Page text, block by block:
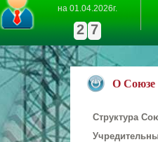
на 01.04.2026г.
2 7
О Союзе
Структура